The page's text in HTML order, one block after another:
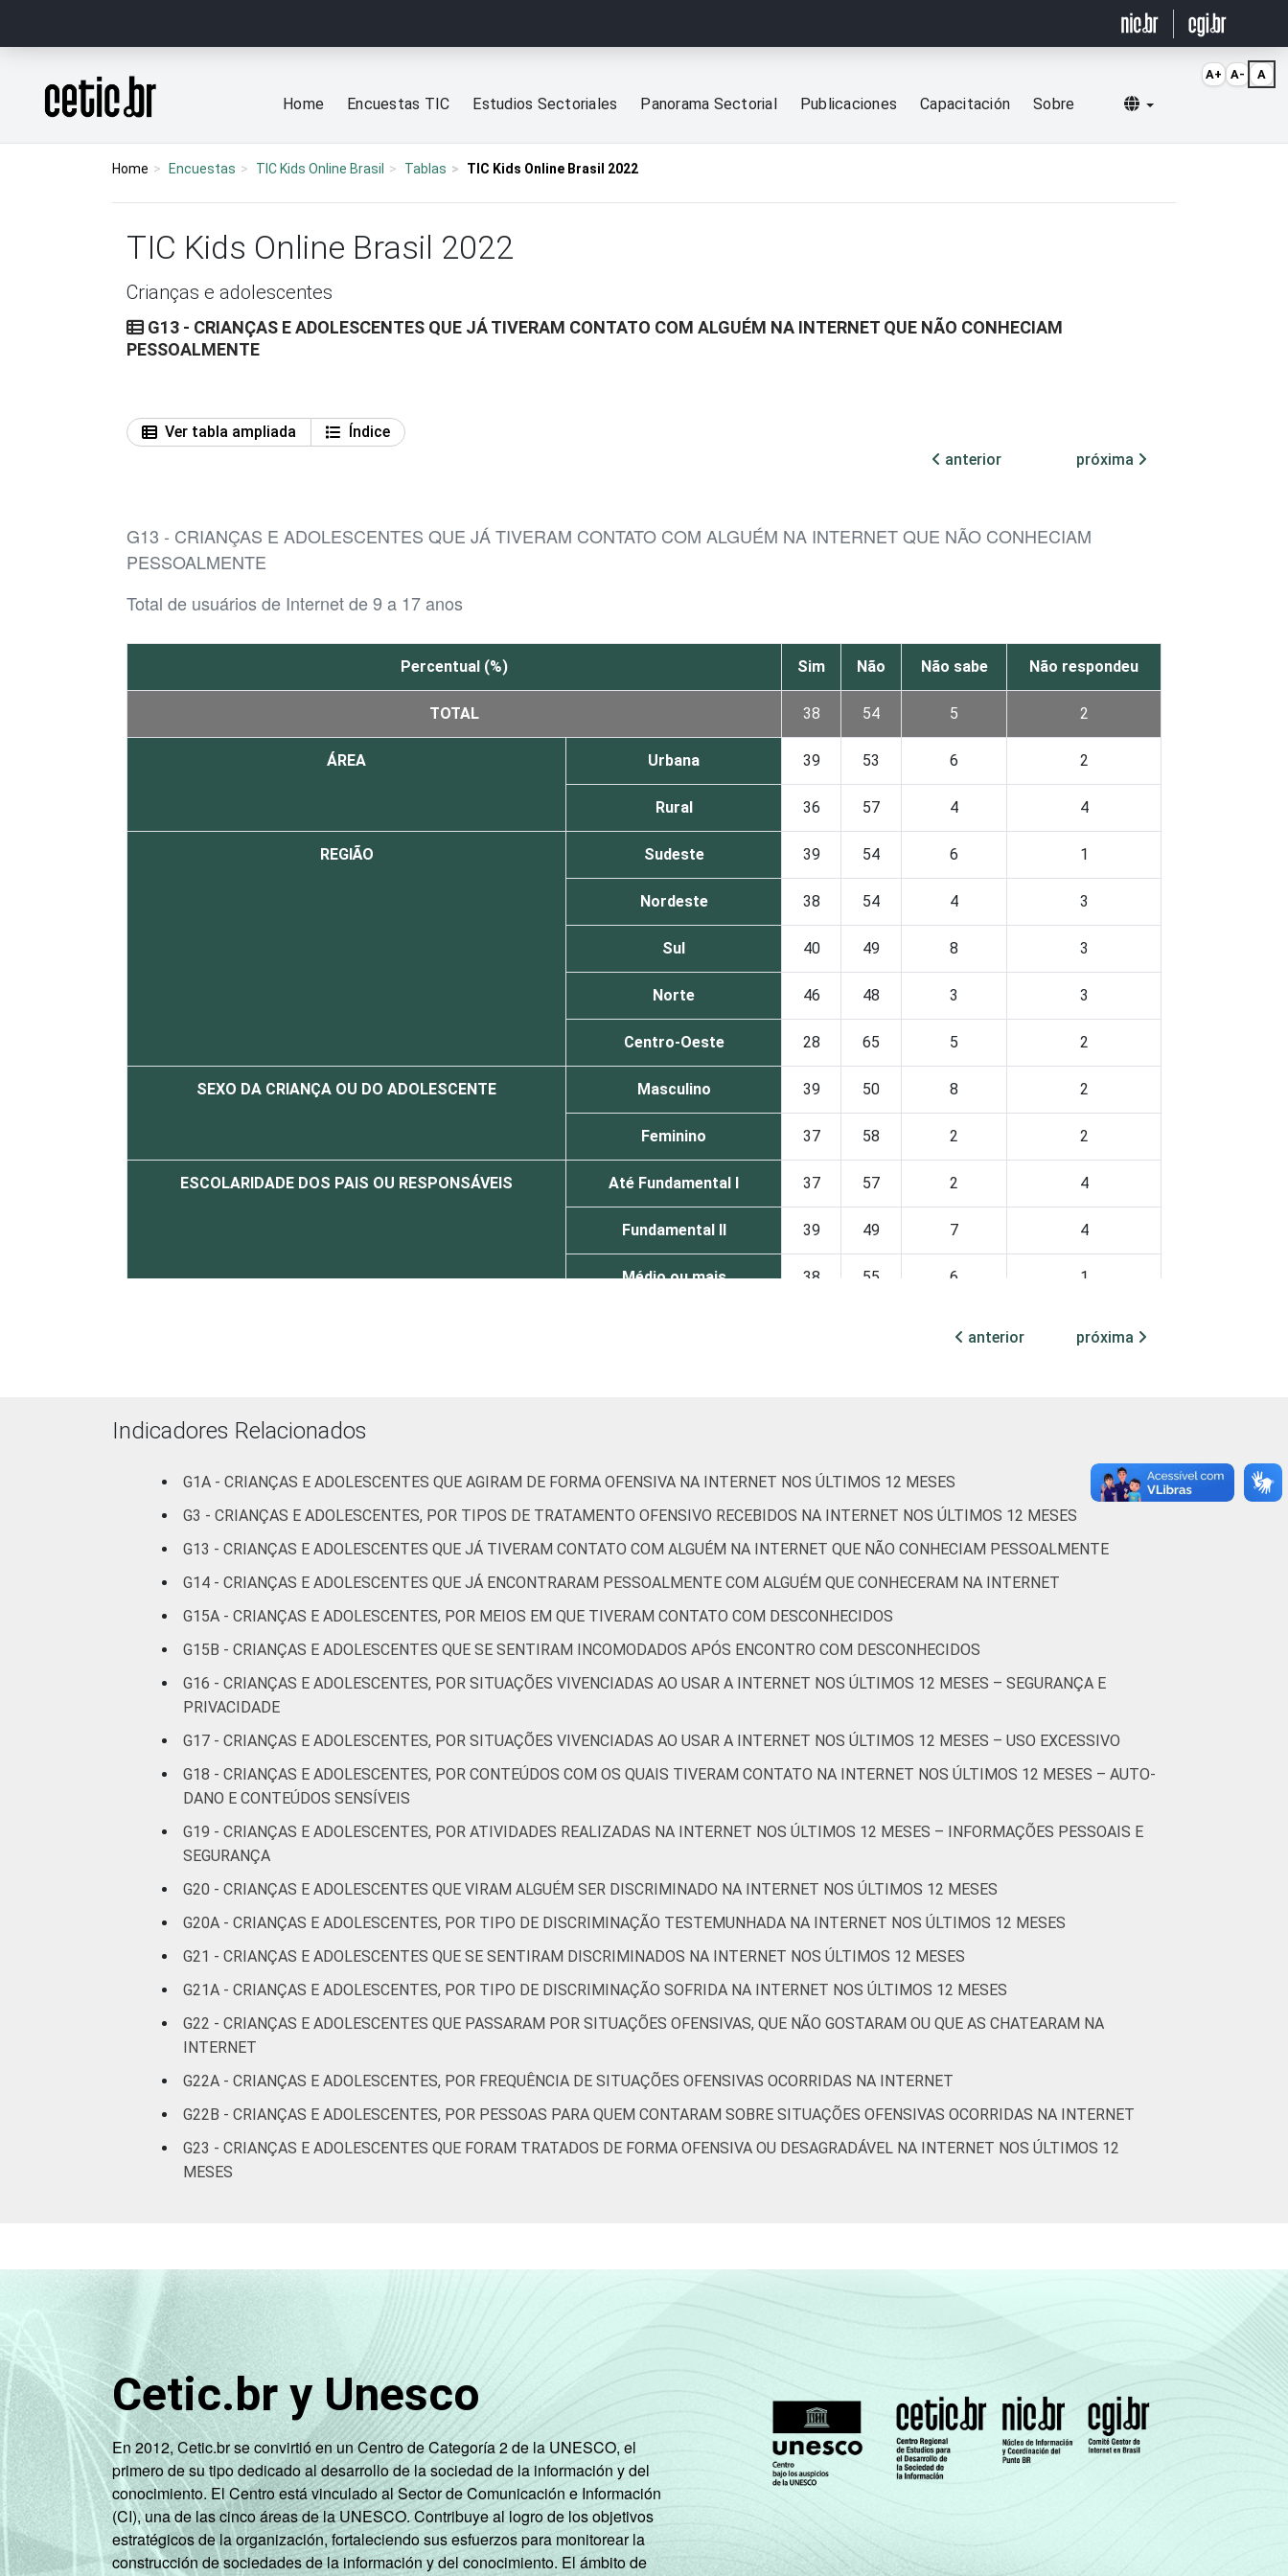
Página inicial
Home Encuestas TIC Estudios Sectoriales Panorama Sectorial Publicaciones Capacitación Sobre Selecionar idioma
Home Encuestas TIC Kids Online Brasil Tablas TIC Kids Online Brasil 2022
TIC Kids Online Brasil 2022
Crianças e adolescentes
G13 - CRIANÇAS E ADOLESCENTES QUE JÁ TIVERAM CONTATO COM ALGUÉM NA INTERNET QUE NÃO CONHECIAM
PESSOALMENTE
Ver tabla ampliada
Índice
anterior
próxima
G13 - CRIANÇAS E ADOLESCENTES QUE JÁ TIVERAM CONTATO COM ALGUÉM NA INTERNET QUE NÃO CONHECIAM
PESSOALMENTE
Total de usuários de Internet de 9 a 17 anos
Percentual (%) Sim Não Não sabe Não respondeu
TOTAL 38 54 5 2
ÁREA Urbana 39 53 6 2
Rural 36 57 4 4
REGIÃO Sudeste 39 54 6 1
Nordeste 38 54 4 3
Sul 40 49 8 3
Norte 46 48 3 3
Centro-Oeste 28 65 5 2
SEXO DA CRIANÇA OU DO ADOLESCENTE Masculino 39 50 8 2
Feminino 37 58 2 2
ESCOLARIDADE DOS PAIS OU RESPONSÁVEIS Até Fundamental I 37 57 2 4
Fundamental II 39 49 7 4
Médio ou mais 38 55 6 1
RENDA FAMILIAR Até 1 SM 37 56 4
Mais de 1 SM até 2 SM 34 61 3 3
Mais de 2 SM até 3 SM 38 56
Mais de 3 SM 45 43 12
Não sabe 48 47 5 0
CLASSE SOCIAL AB 44 50 5 1
C 40 52 6
DOMICÍLIO COM ACESSO À INTERNET Sim 38 54 6
Não 37 51 4 8
Fonte: CGI.br/NIC.br, Centro Regional de Estudos para o Desenvolvimento da Sociedade da Informação (Cetic.br), Pesquisa sobre o uso da Internet
anterior próxima
Indicadores Relacionados
G1A - CRIANÇAS E ADOLESCENTES QUE AGIRAM DE FORMA OFENSIVA NA INTERNET NOS ÚLTIMOS 12 MESES
G3 - CRIANÇAS E ADOLESCENTES, POR TIPOS DE TRATAMENTO OFENSIVO RECEBIDOS NA INTERNET NOS ÚLTIMOS 12 MESES
G13 - CRIANÇAS E ADOLESCENTES QUE JÁ TIVERAM CONTATO COM ALGUÉM NA INTERNET QUE NÃO CONHECIAM PESSOALMENTE
G14 - CRIANÇAS E ADOLESCENTES QUE JÁ ENCONTRARAM PESSOALMENTE COM ALGUÉM QUE CONHECERAM NA INTERNET
G15A - CRIANÇAS E ADOLESCENTES, POR MEIOS EM QUE TIVERAM CONTATO COM DESCONHECIDOS
G15B - CRIANÇAS E ADOLESCENTES QUE SE SENTIRAM INCOMODADOS APÓS ENCONTRO COM DESCONHECIDOS
G16 - CRIANÇAS E ADOLESCENTES, POR SITUAÇÕES VIVENCIADAS AO USAR A INTERNET NOS ÚLTIMOS 12 MESES – SEGURANÇA E
PRIVACIDADE
G17 - CRIANÇAS E ADOLESCENTES, POR SITUAÇÕES VIVENCIADAS AO USAR A INTERNET NOS ÚLTIMOS 12 MESES – USO EXCESSIVO
G18 - CRIANÇAS E ADOLESCENTES, POR CONTEÚDOS COM OS QUAIS TIVERAM CONTATO NA INTERNET NOS ÚLTIMOS 12 MESES – AUTO-
DANO E CONTEÚDOS SENSÍVEIS
G19 - CRIANÇAS E ADOLESCENTES, POR ATIVIDADES REALIZADAS NA INTERNET NOS ÚLTIMOS 12 MESES – INFORMAÇÕES PESSOAIS E
SEGURANÇA
G20 - CRIANÇAS E ADOLESCENTES QUE VIRAM ALGUÉM SER DISCRIMINADO NA INTERNET NOS ÚLTIMOS 12 MESES
G20A - CRIANÇAS E ADOLESCENTES, POR TIPO DE DISCRIMINAÇÃO TESTEMUNHADA NA INTERNET NOS ÚLTIMOS 12 MESES
G21 - CRIANÇAS E ADOLESCENTES QUE SE SENTIRAM DISCRIMINADOS NA INTERNET NOS ÚLTIMOS 12 MESES
G21A - CRIANÇAS E ADOLESCENTES, POR TIPO DE DISCRIMINAÇÃO SOFRIDA NA INTERNET NOS ÚLTIMOS 12 MESES
G22 - CRIANÇAS E ADOLESCENTES QUE PASSARAM POR SITUAÇÕES OFENSIVAS, QUE NÃO GOSTARAM OU QUE AS CHATEARAM NA
INTERNET
G22A - CRIANÇAS E ADOLESCENTES, POR FREQUÊNCIA DE SITUAÇÕES OFENSIVAS OCORRIDAS NA INTERNET
G22B - CRIANÇAS E ADOLESCENTES, POR PESSOAS PARA QUEM CONTARAM SOBRE SITUAÇÕES OFENSIVAS OCORRIDAS NA INTERNET
G23 - CRIANÇAS E ADOLESCENTES QUE FORAM TRATADOS DE FORMA OFENSIVA OU DESAGRADÁVEL NA INTERNET NOS ÚLTIMOS 12
MESES
Cetic.br y Unesco
En 2012, Cetic.br se convirtió en un Centro de Categoría 2 de la UNESCO, el
primero de su tipo dedicado al desarrollo de la sociedad de la información y del
conocimiento. El Centro está vinculado al Sector de Comunicación e Información
(CI), una de las cinco áreas de la UNESCO. Contribuye al logro de los objetivos
estratégicos de la organización, fortaleciendo sus esfuerzos para monitorear la
construcción de sociedades de la información y del conocimiento. El ámbito de
A+ A- A